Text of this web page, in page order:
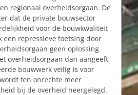
regionaal overheidsorgaan. De
dat de private bouwsector
voor de bouwkwaliteit
een repressieve toetsing door
geen oplossing
overheidsorgaan dan aangeeft
bouwwerk veilig is voor
ten onrechte meer
bij de overheid neergelegd.